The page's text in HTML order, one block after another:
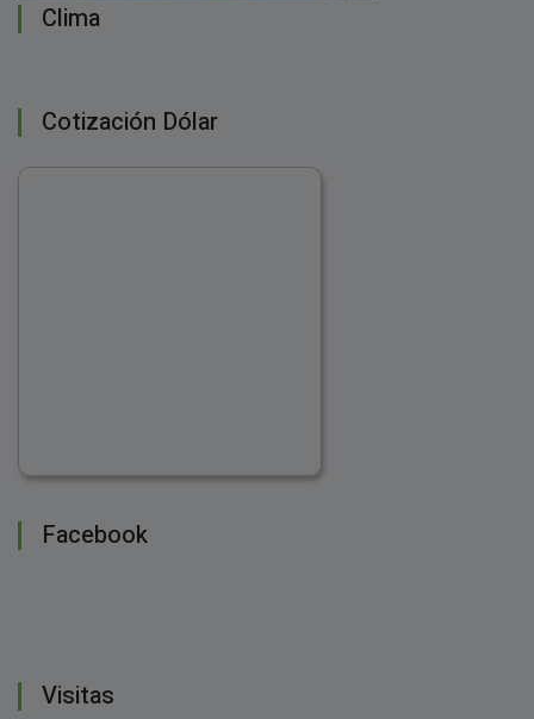
Clima
Cotización Dólar
Facebook
Visitas